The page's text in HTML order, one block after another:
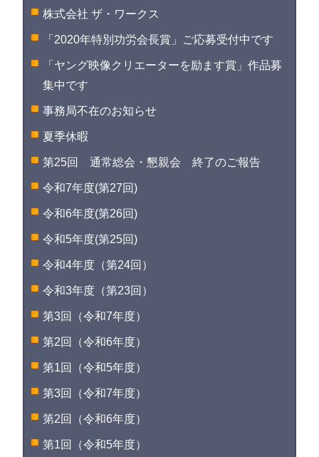
株式会社 ザ・ワークス
「2020年特別功労会長賞」ご応募受付中です
「ヤング映像クリエーターを励ます賞」作品募
集中です
事務局不在のお知らせ
夏季休暇
第25回 通常総会・懇親会 終了のご報告
令和7年度(第27回)
令和6年度(第26回)
令和5年度(第25回)
令和4年度（第24回）
令和3年度（第23回）
第3回（令和7年度）
第2回（令和6年度）
第1回（令和5年度）
第3回（令和7年度）
第2回（令和6年度）
第1回（令和5年度）